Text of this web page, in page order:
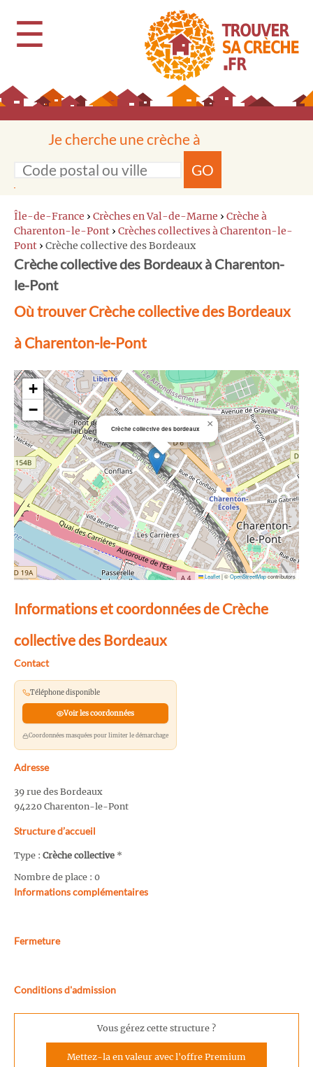
☰
Je cherche une crèche à
GO
Île-de-France › Crèches en Val-de-Marne › Crèche à
Charenton-le-Pont › Crèches collectives à Charenton-le-
Pont › Crèche collective des Bordeaux
Crèche collective des Bordeaux à Charenton-
le-Pont
Où trouver Crèche collective des Bordeaux
à Charenton-le-Pont
Crèche collective des bordeaux ×
+
−
Leaflet|©OpenStreetMapcontributors
Informations et coordonnées de Crèche
collective des Bordeaux
Contact
Téléphone disponible
Voir les coordonnées
Coordonnées masquées pour limiter le démarchage
Adresse
39 rue des Bordeaux
94220 Charenton-le-Pont
Structure d’accueil
Type : Crèche collective *
Nombre de place : 0
Informations complémentaires
Fermeture
Conditions d'admission
Vous gérez cette structure ?
Mettez-la en valeur avec l'offre Premium